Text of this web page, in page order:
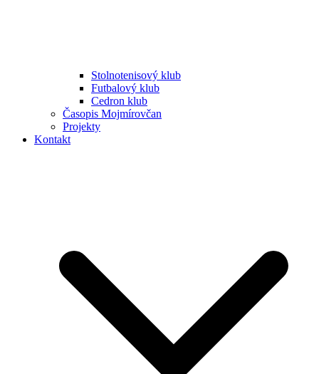
Stolnotenisový klub
Futbalový klub
Cedron klub
Časopis Mojmírovčan
Projekty
Kontakt